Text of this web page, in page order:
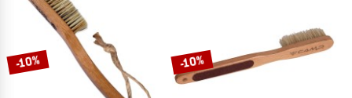
-10% -10%